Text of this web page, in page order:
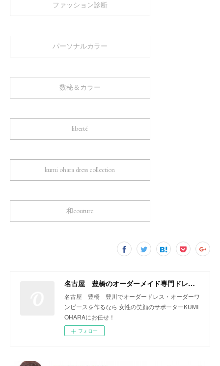
ファッション診断
パーソナルカラー
数秘＆カラー
liberté
kumi ohara dress collection
和couture
名古屋 豊橋のオーダーメイド専門ドレスデザイナー KUMI OHARA
名古屋 豊橋 豊川でオーダードレス・オーダーワ
ンピースを作るなら 女性の笑顔のサポーターKUMI
OHARAにお任せ！
フォロー